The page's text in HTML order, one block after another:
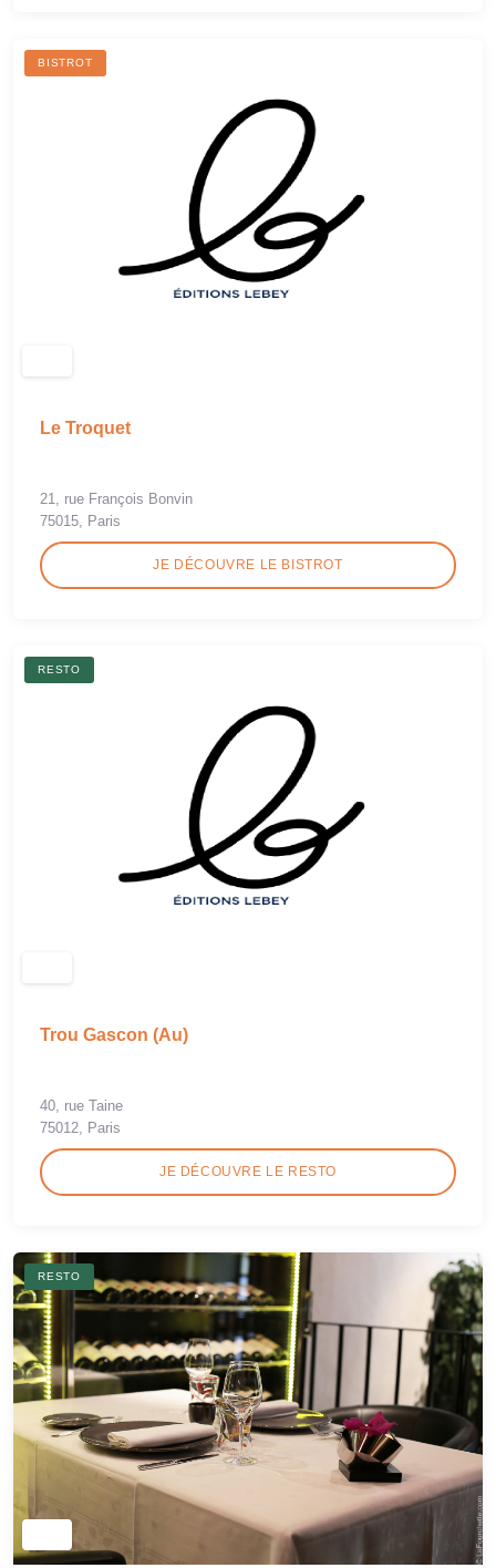
BISTROT
Le Troquet
21, rue François Bonvin
75015, Paris
JE DÉCOUVRE LE BISTROT
RESTO
Trou Gascon (Au)
40, rue Taine
75012, Paris
JE DÉCOUVRE LE RESTO
RESTO